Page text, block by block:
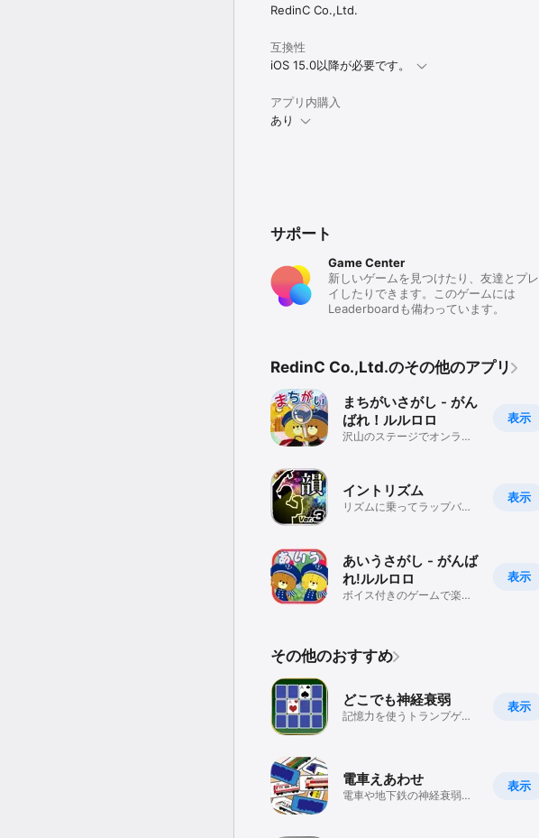
RedinC Co.,Ltd.
互換性
iOS 15.0以降が必要です。
アプリ内購入
あり
サポート
Game Center
新しいゲームを見つけたり、友達とプレ
イしたりできます。このゲームには
Leaderboardも備わっています。
RedinC Co.,Ltd.のその他のアプリ
表示
まちがいさがし - がん
ばれ！ルルロロ
沢山のステージでオンライ
表示
イントリズム
リズムに乗ってラップバト
表示
あいうさがし - がんば
れ!ルルロロ
ボイス付きのゲームで楽し
その他のおすすめ
表示
どこでも神経衰弱
記憶力を使うトランプゲー
表示
電車えあわせ
電車や地下鉄の神経衰弱ゲ